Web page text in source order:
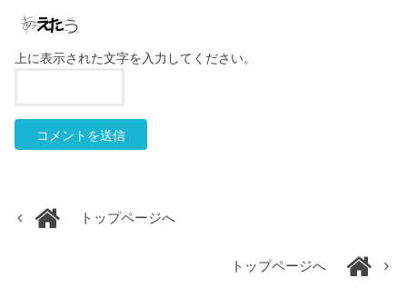
上に表示された文字を入力してください。
トップページへ
トップページへ